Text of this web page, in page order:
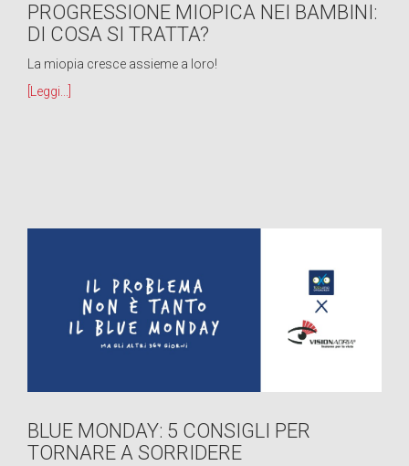
PROGRESSIONE MIOPICA NEI BAMBINI:
DI COSA SI TRATTA?
La miopia cresce assieme a loro!
[Leggi...]
BLUE MONDAY: 5 CONSIGLI PER
TORNARE A SORRIDERE